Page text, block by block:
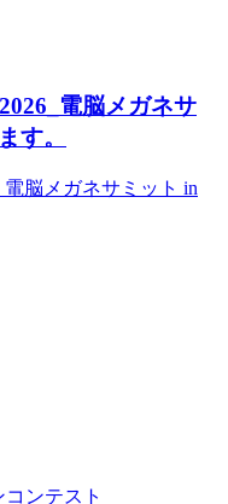
電脳メガネサ
す。
脳メガネサミット in
ンテスト